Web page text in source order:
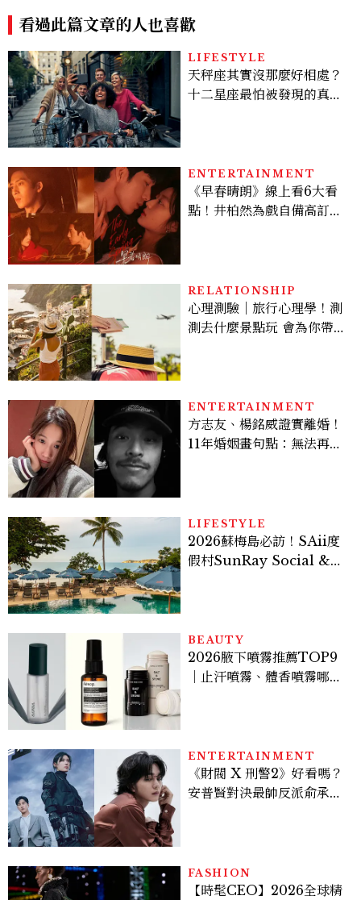
看過此篇文章的人也喜歡
LIFESTYLE
天秤座其實沒那麼好相處？
十二星座最怕被發現的真實
ENTERTAINMENT
《早春晴朗》線上看6大看
點！井柏然為戲自備高訂，
RELATIONSHIP
心理測驗｜旅行心理學！測
測去什麼景點玩 會為你帶來
ENTERTAINMENT
方志友、楊銘威證實離婚！
11年婚姻畫句點：無法再做
LIFESTYLE
2026蘇梅島必訪！SAii度
假村SunRay Social &
BEAUTY
2026腋下噴霧推薦TOP9
｜止汗噴霧、體香噴霧哪款
ENTERTAINMENT
《財閥 X 刑警2》好看嗎？
安普賢對決最帥反派俞承
多大？
FASHION
【時髦CEO】2026全球精